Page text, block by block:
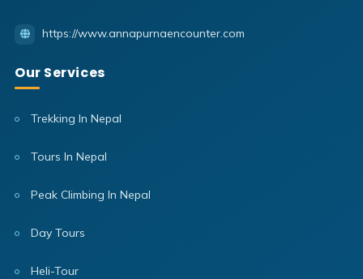
https://www.annapurnaencounter.com
Our Services
Trekking In Nepal
Tours In Nepal
Peak Climbing In Nepal
Day Tours
Heli-Tour